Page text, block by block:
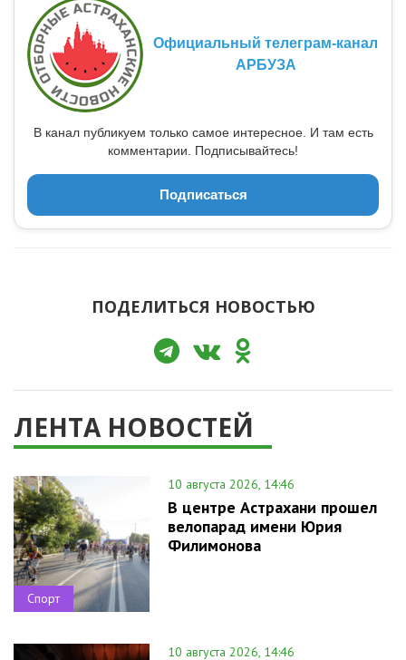
Официальный телеграм-канал
АРБУЗА
В канал публикуем только самое интересное. И там есть
комментарии. Подписывайтесь!
Подписаться
ПОДЕЛИТЬСЯ НОВОСТЬЮ
ЛЕНТА НОВОСТЕЙ
Спорт
10 августа 2026, 14:46
В центре Астрахани прошел
велопарад имени Юрия
Филимонова
10 августа 2026, 14:46